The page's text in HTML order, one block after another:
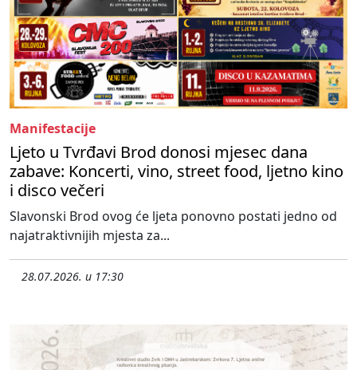
Manifestacije
Ljeto u Tvrđavi Brod donosi mjesec dana
zabave: Koncerti, vino, street food, ljetno kino
i disco večeri
Slavonski Brod ovog će ljeta ponovno postati jedno od
najatraktivnijih mjesta za...
28.07.2026. u 17:30